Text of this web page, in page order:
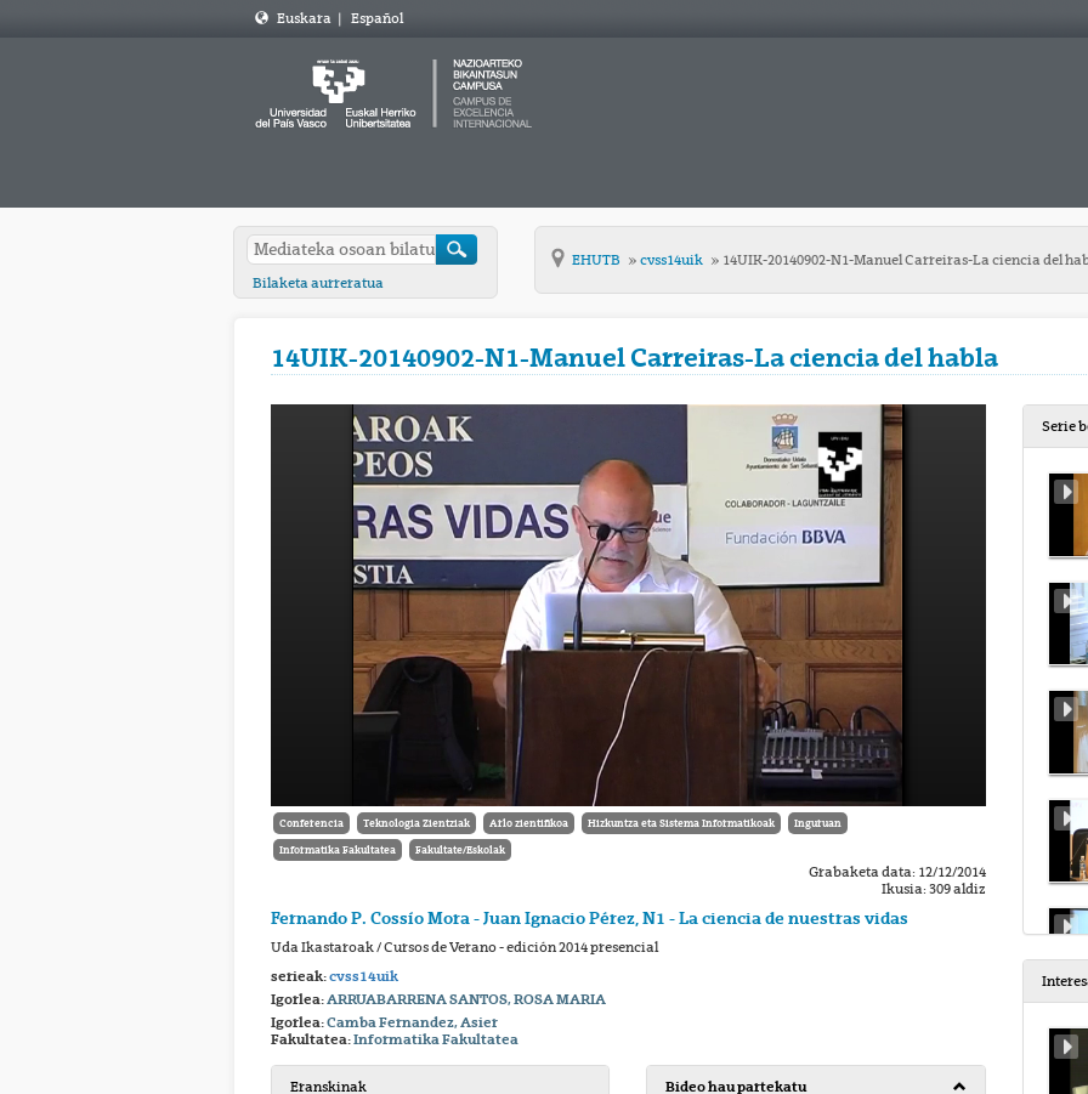
Euskara | Español
Bilaketa aurreratua
EHUTB cvss14uik 14UIK-20140902-N1-Manuel Carreiras-La ciencia del
14UIK-20140902-N1-Manuel Carreiras-La ciencia del habla
Conferencia Teknologia Zientziak Arlo zientifikoa Hizkuntza eta Sistema Informatikoak Inguruan
Informatika Fakultatea Fakultate/Eskolak
Grabaketa data: 12/12/2014
Ikusia: 309 aldiz
Fernando P. Cossío Mora - Juan Ignacio Pérez, N1 - La ciencia de nuestras vidas
Uda Ikastaroak / Cursos de Verano - edición 2014 presencial
serieak:cvss14uik
Igorlea:ARRUABARRENA SANTOS, ROSA MARIA
Igorlea:Camba Fernandez, Asier
Fakultatea:Informatika Fakultatea
Eranskinak Bideo hau partekatu
Serie